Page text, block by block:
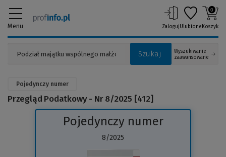
Menu
Szukaj
Wyszukiwanie
zaawansowane
ZalogujUlubione
0
Koszyk
Pojedynczy numer
Przegląd Podatkowy - Nr 8/2025 [412]
Pojedynczy numer
8/2025